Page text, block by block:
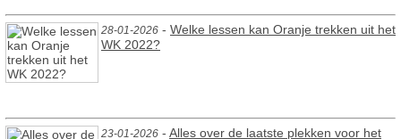
28-01-2026 - Welke lessen kan Oranje trekken uit het
WK 2022?
23-01-2026 - Alles over de laatste plekken voor het